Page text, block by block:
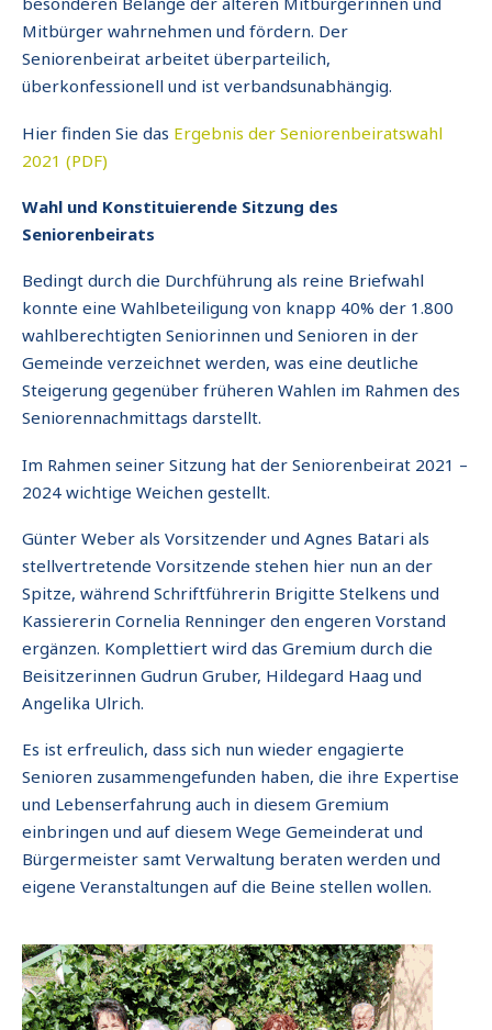
Mitbürger wahrnehmen und fördern. Der
Seniorenbeirat arbeitet überparteilich,
überkonfessionell und ist verbandsunabhängig.
Hier finden Sie das Ergebnis der Seniorenbeiratswahl
2021 (PDF)
Wahl und Konstituierende Sitzung des
Seniorenbeirats
Bedingt durch die Durchführung als reine Briefwahl
konnte eine Wahlbeteiligung von knapp 40% der 1.800
wahlberechtigten Seniorinnen und Senioren in der
Gemeinde verzeichnet werden, was eine deutliche
Steigerung gegenüber früheren Wahlen im Rahmen des
Seniorennachmittags darstellt.
Im Rahmen seiner Sitzung hat der Seniorenbeirat 2021 –
2024 wichtige Weichen gestellt.
Günter Weber als Vorsitzender und Agnes Batari als
stellvertretende Vorsitzende stehen hier nun an der
Spitze, während Schriftführerin Brigitte Stelkens und
Kassiererin Cornelia Renninger den engeren Vorstand
ergänzen. Komplettiert wird das Gremium durch die
Beisitzerinnen Gudrun Gruber, Hildegard Haag und
Angelika Ulrich.
Es ist erfreulich, dass sich nun wieder engagierte
Senioren zusammengefunden haben, die ihre Expertise
und Lebenserfahrung auch in diesem Gremium
einbringen und auf diesem Wege Gemeinderat und
Bürgermeister samt Verwaltung beraten werden und
eigene Veranstaltungen auf die Beine stellen wollen.